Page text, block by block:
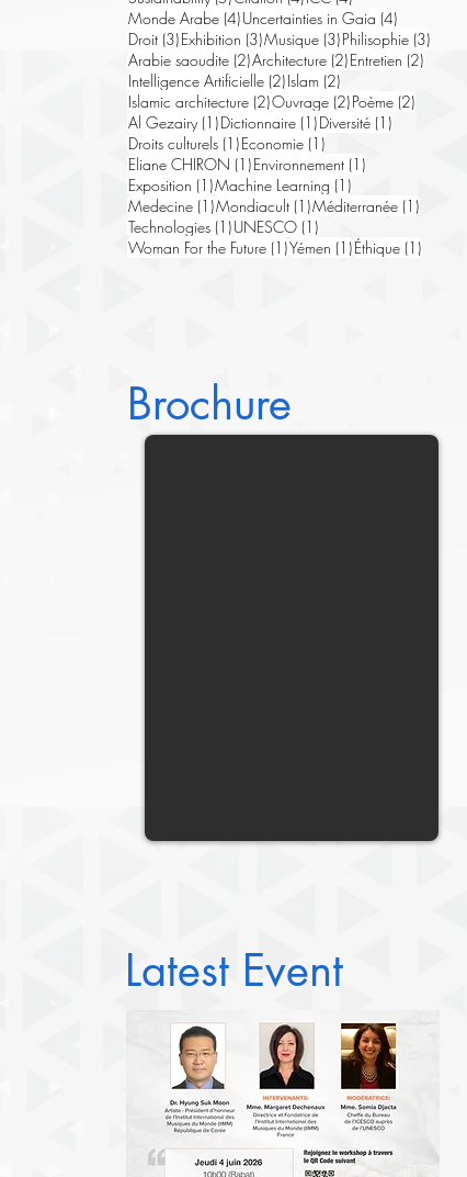
Monde Arabe (4)4 posts
Uncertainties in Gaia (4)4 posts
Droit (3)3 posts
Exhibition (3)3 posts
Musique (3)3 posts
Philisophie (3)3
Arabie saoudite (2)2 posts
Architecture (2)2 posts
Entretien (2)2 posts
Intelligence Artificielle (2)2 posts
Islam (2)2 posts
Islamic architecture (2)2 posts
Ouvrage (2)2 posts
Poème (2)2 posts
Al Gezairy (1)1 post
Dictionnaire (1)1 post
Diversité (1)1 post
Droits culturels (1)1 post
Economie (1)1 post
Eliane CHIRON (1)1 post
Environnement (1)1 post
Exposition (1)1 post
Machine Learning (1)1 post
Medecine (1)1 post
Mondiacult (1)1 post
Méditerranée (1)1 post
Technologies (1)1 post
UNESCO (1)1 post
Woman For the Future (1)1 post
Yémen (1)1 post
Éthique (1)1 post
Brochure
Latest Event